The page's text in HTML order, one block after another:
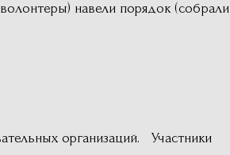
навели порядок (собрали
организаций. Участники